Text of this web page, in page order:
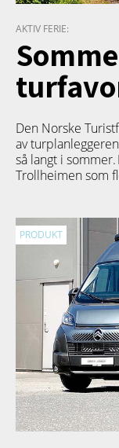
AKTIV FERIE:
Den Norske
av turplanleggeren
så langt i
Trollheimen som
PRODUKT